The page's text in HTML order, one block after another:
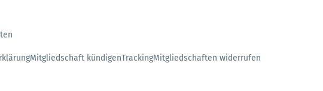
Mitgliedschaft kündigenTrackingMitgliedschaften widerrufen